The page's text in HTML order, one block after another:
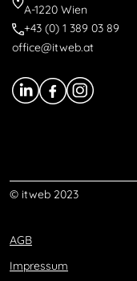
A-1220 Wien
+43 (0) 1 389 03 89
office@itweb.at
© itweb 2023
AGB
Impressum